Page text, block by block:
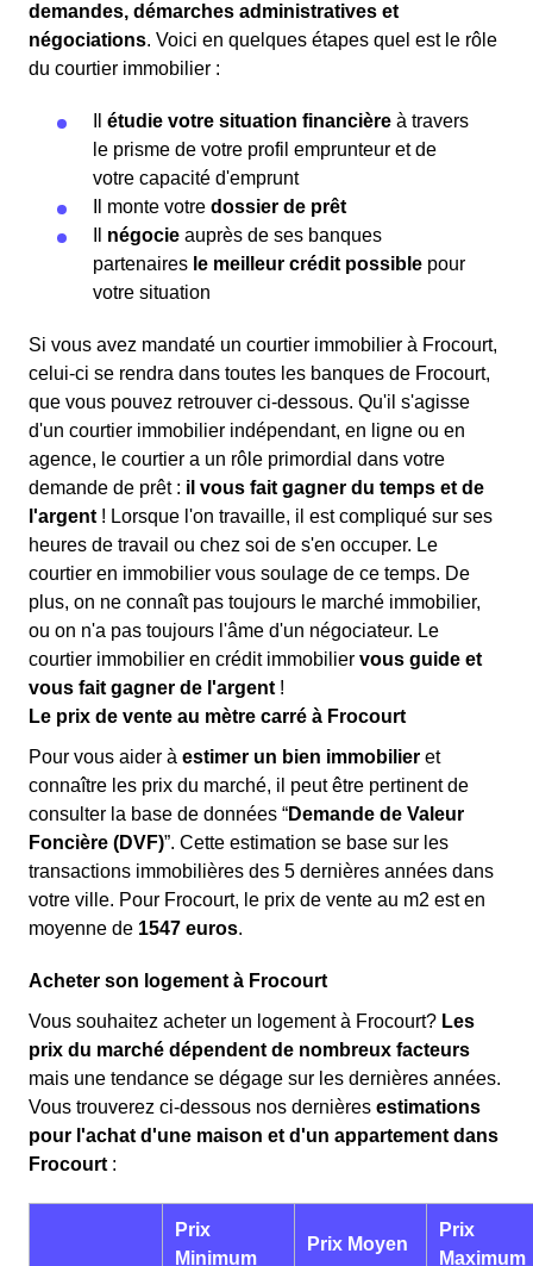
demandes, démarches administratives et
négociations. Voici en quelques étapes quel est le rôle
du courtier immobilier :
étudie votre situation financière à travers
le prisme de votre profil emprunteur et de
votre capacité d'emprunt
Il monte votre dossier de prêt
négocie auprès de ses banques
partenaires le meilleur crédit possible pour
votre situation
Si vous avez mandaté un courtier immobilier à Frocourt,
celui-ci se rendra dans toutes les banques de Frocourt,
que vous pouvez retrouver ci-dessous. Qu'il s'agisse
d'un courtier immobilier indépendant, en ligne ou en
agence, le courtier a un rôle primordial dans votre
demande de prêt : il vous fait gagner du temps et de
l'argent ! Lorsque l'on travaille, il est compliqué sur ses
heures de travail ou chez soi de s'en occuper. Le
courtier en immobilier vous soulage de ce temps. De
plus, on ne connaît pas toujours le marché immobilier,
ou on n'a pas toujours l'âme d'un négociateur. Le
courtier immobilier en crédit immobilier vous guide et
vous fait gagner de l'argent !
Le prix de vente au mètre carré à Frocourt
Pour vous aider à estimer un bien immobilier et
connaître les prix du marché, il peut être pertinent de
consulter la base de données “Demande de Valeur
Foncière (DVF)”. Cette estimation se base sur les
transactions immobilières des 5 dernières années dans
votre ville. Pour Frocourt, le prix de vente au m2 est en
moyenne de 1547 euros.
Acheter son logement à Frocourt
Vous souhaitez acheter un logement à Frocourt? Les
prix du marché dépendent de nombreux facteurs
mais une tendance se dégage sur les dernières années.
Vous trouverez ci-dessous nos dernières estimations
pour l'achat d'une maison et d'un appartement dans
Frocourt :
Prix
Minimum
Prix Moyen
Prix
Maximum